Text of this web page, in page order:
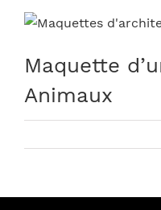
Skip
contentMaquette
Animaux